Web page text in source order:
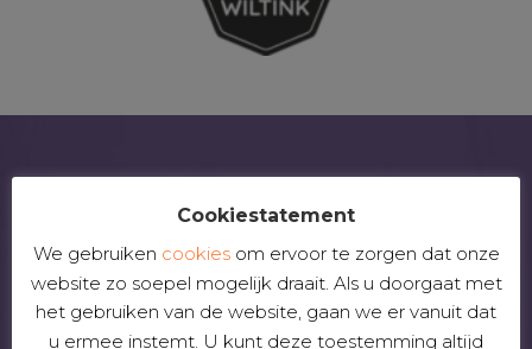
Bezoekadres
Rond het Fort 36
3439 MK Nieuwegein
Cookiestatement
We gebruiken cookiesom ervoor te zorgen dat onze
website zo soepel mogelijk draait. Als u doorgaat met
het gebruiken van de website, gaan we er vanuit dat
u ermee instemt. U kunt deze toestemming altijd